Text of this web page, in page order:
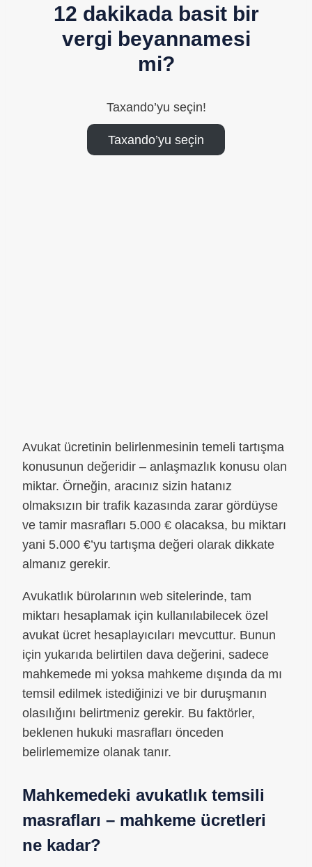
12 dakikada basit bir
vergi beyannamesi
mi?
Taxando’yu seçin!
Taxando’yu seçin
Avukat ücretinin belirlenmesinin temeli tartışma
konusunun değeridir – anlaşmazlık konusu olan
miktar. Örneğin, aracınız sizin hatanız
olmaksızın bir trafik kazasında zarar gördüyse
ve tamir masrafları 5.000 € olacaksa, bu miktarı
yani 5.000 €’yu tartışma değeri olarak dikkate
almanız gerekir.
Avukatlık bürolarının web sitelerinde, tam
miktarı hesaplamak için kullanılabilecek özel
avukat ücret hesaplayıcıları mevcuttur. Bunun
için yukarıda belirtilen dava değerini, sadece
mahkemede mi yoksa mahkeme dışında da mı
temsil edilmek istediğinizi ve bir duruşmanın
olasılığını belirtmeniz gerekir. Bu faktörler,
beklenen hukuki masrafları önceden
belirlememize olanak tanır.
Mahkemedeki avukatlık temsili
masrafları – mahkeme ücretleri
ne kadar?